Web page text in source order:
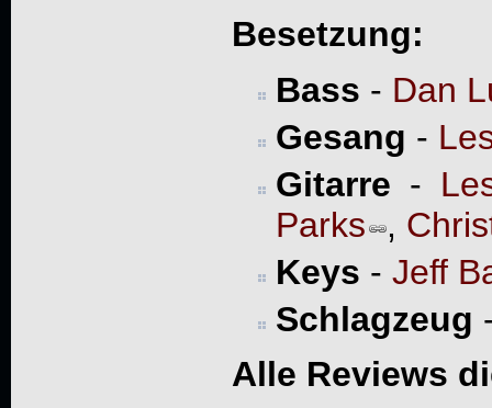
Besetzung:
Bass - Dan
Gesang -
Gitarre -
Parks ,
Keys - Jeff
Schlagzeug
Alle Reviews